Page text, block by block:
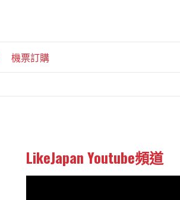
機票訂購
LikeJapan Youtube頻道